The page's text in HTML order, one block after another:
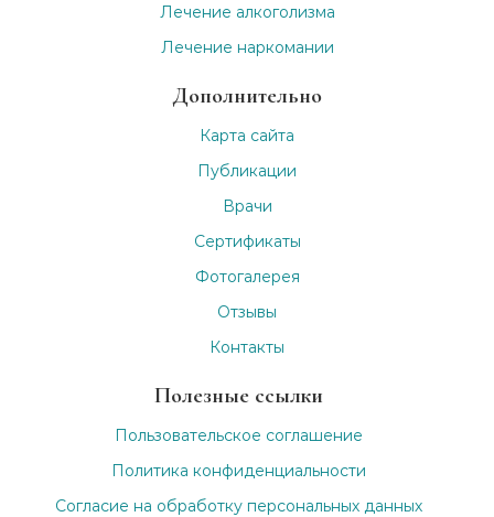
Лечение алкоголизма
Лечение наркомании
Дополнительно
Карта сайта
Публикации
Врачи
Сертификаты
Фотогалерея
Отзывы
Контакты
Полезные ссылки
Пользовательское соглашение
Политика конфиденциальности
Согласие на обработку персональных данных